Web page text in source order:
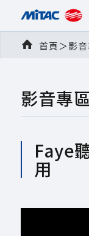
首頁＞影
影音專
Faye
用